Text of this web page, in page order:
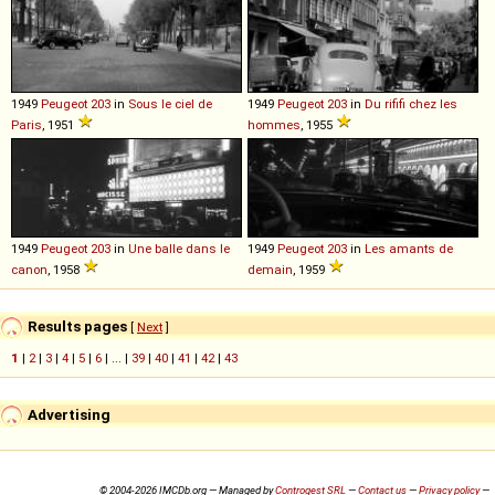
1949 Peugeot 203 in Sous le ciel de
Paris, 1951
1949 Peugeot 203 in Du rififi chez les
hommes, 1955
1949 Peugeot 203 in Une balle dans le
canon, 1958
1949 Peugeot 203 in Les amants de
demain, 1959
Results pages [ Next]
1 | 2| 3 | 4 | 5 | 6 | ... | 39 | 40 | 41 | 42| 43
Advertising
© 2004-2026 IMCDb.org — Managed byControgest SRL—Contact us—Privacy policy—